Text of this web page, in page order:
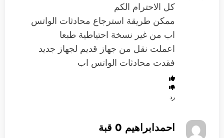
كل الاحترام الكم
ممكن طريقة استرجاع محادثات الواتس
اب من غير نسخة احتياطية طبعا
اعملت نقل من جهاز قديم لجهاز جديد
فقدت محادثات الواتس اب
رد
احمدابراهيم 0 قبة